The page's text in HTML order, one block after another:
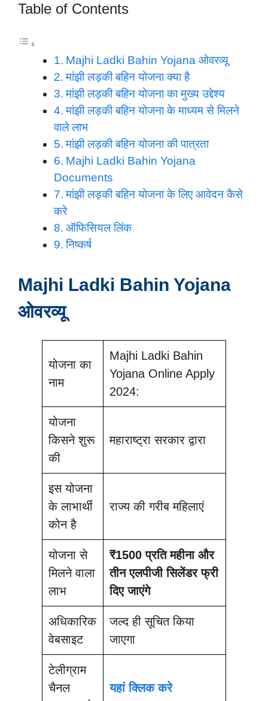
Table of Contents
Majhi Ladki Bahin Yojana ओवरव्यू
मांझी लड़की बहिन योजना क्या है
मांझी लड़की बहिन योजना का मुख्य उद्देश्य
मांझी लड़की बहिन योजना के माध्यम से मिलने
वाले लाभ
मांझी लड़की बहिन योजना की पात्रता
Majhi Ladki Bahin Yojana
Documents
मांझी लड़की बहिन योजना के लिए आवेदन कैसे
करे
ऑफिसियल लिंक
निष्कर्ष
Majhi Ladki Bahin Yojana
ओवरव्यू
योजना का
नाम
Majhi Ladki Bahin
Yojana Online Apply
2024:
योजना
किसने शुरू
की
महाराष्ट्रा सरकार द्वारा
इस योजना
के लाभार्थी
कोन है
राज्य की गरीब महिलाएं
योजना से
मिलने वाला
लाभ
₹1500 प्रति महीना और
तीन एलपीजी सिलेंडर फ्री
दिए जाएंगे
अधिकारिक
वेबसाइट
जल्द ही सूचित किया
जाएगा
टेलीग्राम
चैनल
यहां क्लिक करे